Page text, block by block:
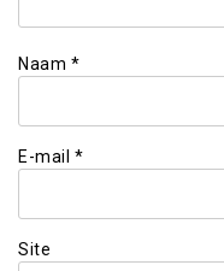
Naam *
E-mail *
Site